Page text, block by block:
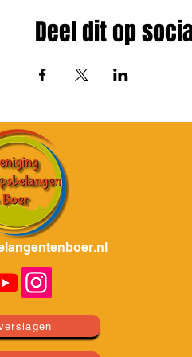
Deel dit op